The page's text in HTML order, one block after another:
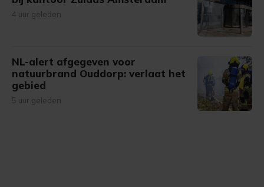
4 uur geleden
NL-alert afgegeven voor
natuurbrand Ouddorp: verlaat het
gebied
5 uur geleden